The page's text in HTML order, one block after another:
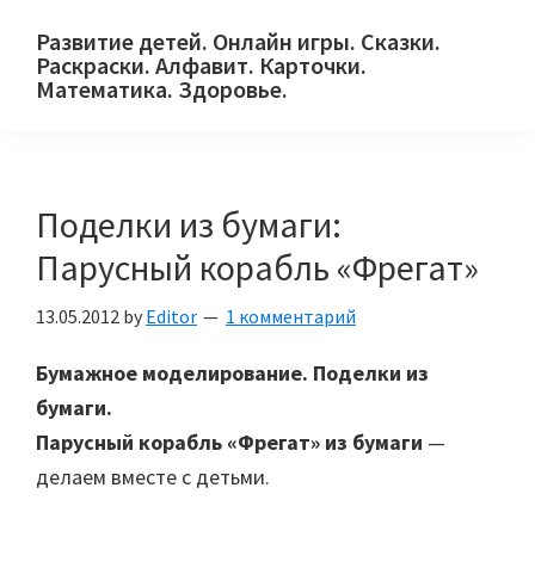
primary
main
primary
Развитие детей. Онлайн игры. Сказки.
Раскраски. Алфавит. Карточки.
Математика. Здоровье.
и
их
родителей.
Поделки из бумаги:
Парусный корабль «Фрегат»
13.05.2012 by Editor 1 комментарий
Бумажное моделирование. Поделки из
бумаги.
Парусный корабль «Фрегат» из бумаги —
делаем вместе с детьми.